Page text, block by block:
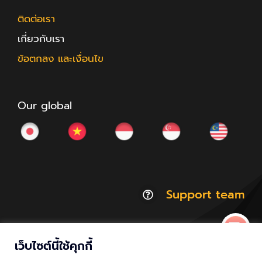
ติดต่อเรา
เกี่ยวกับเรา
ข้อตกลง และเงื่อนไข
Our global
Support team
เว็บไซต์นี้ใช้คุกกี้